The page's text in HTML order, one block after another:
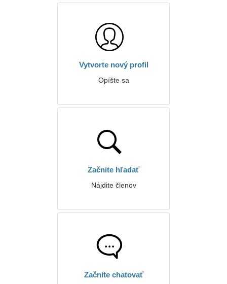
Vytvorte nový profil
Opíšte sa
Začnite hľadať
Nájdite členov
Začnite chatovať